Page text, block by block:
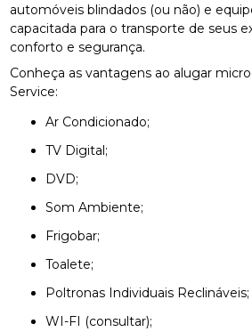
automóveis blindados (ou não) e
capacitada para o transporte de seus
conforto e segurança.
Conheça as vantagens ao alugar
Service:
Ar Condicionado;
TV Digital;
DVD;
Som Ambiente;
Frigobar;
Toalete;
Poltronas Individuais Reclináveis;
WI-FI (consultar);